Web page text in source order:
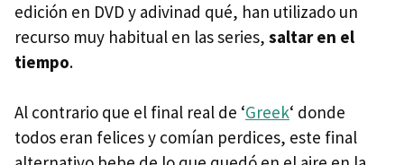
edición en DVD y adivinad qué, han utilizado un
recurso muy habitual en las series, saltar en el
tiempo.
Al contrario que el final real de ‘Greek‘ donde
todos eran felices y comían perdices, este final